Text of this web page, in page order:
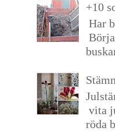
+10
Har
vita
röda